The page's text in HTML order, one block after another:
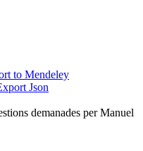
demanades per Manuel